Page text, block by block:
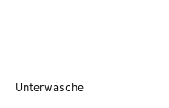
Unterwäsche